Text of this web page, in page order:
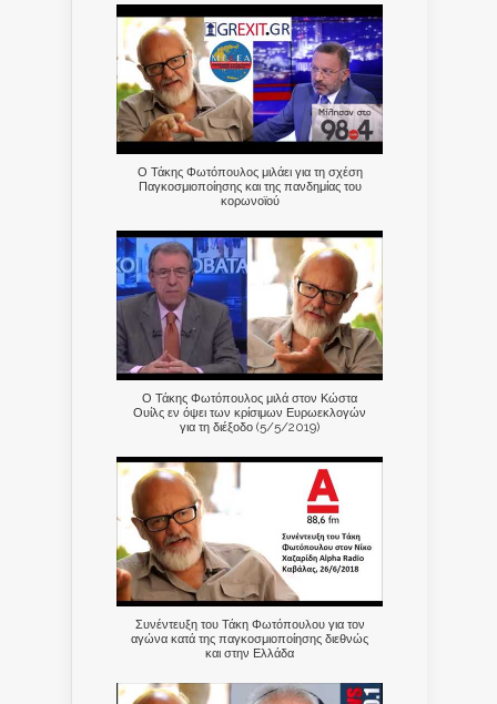
Ο Τάκης Φωτόπουλος μιλάει για τη σχέση
Παγκοσμιοποίησης και της πανδημίας του
κορωνοϊού
Ο Τάκης Φωτόπουλος μιλά στον Κώστα
Ουίλς εν όψει των κρίσιμων Ευρωεκλογών
για τη διέξοδο (5/5/2019)
Συνέντευξη του Τάκη Φωτόπουλου για τον
αγώνα κατά της παγκοσμιοποίησης διεθνώς
και στην Ελλάδα